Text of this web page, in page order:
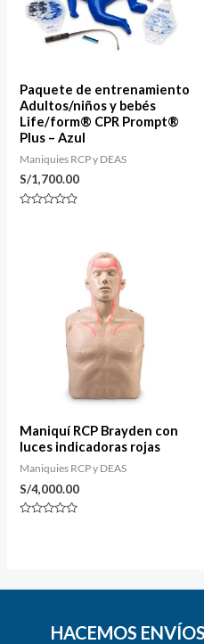
Paquete de entrenamiento
Adultos/niños y bebés
Life/form® CPR Prompt®
Plus – Azul
Maniquies RCP y DEAS
S/1,700.00
Maniquí RCP Brayden con
luces indicadoras rojas
Maniquies RCP y DEAS
S/4,000.00
HACEMOS